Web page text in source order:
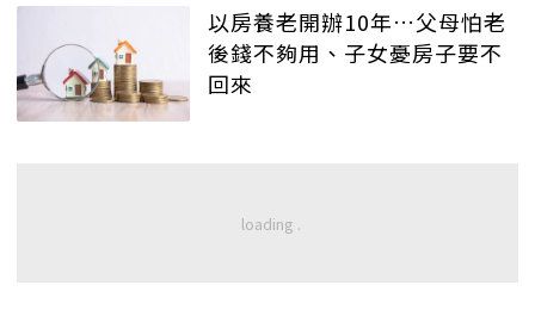
以房養老開辦10年…父母怕老
後錢不夠用、子女憂房子要不
回來